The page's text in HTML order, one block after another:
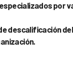
por
descalificación del